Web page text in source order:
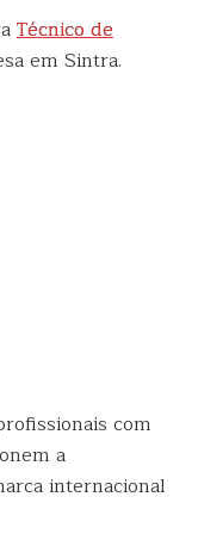
Técnico de
em Sintra.
com
a
internacional